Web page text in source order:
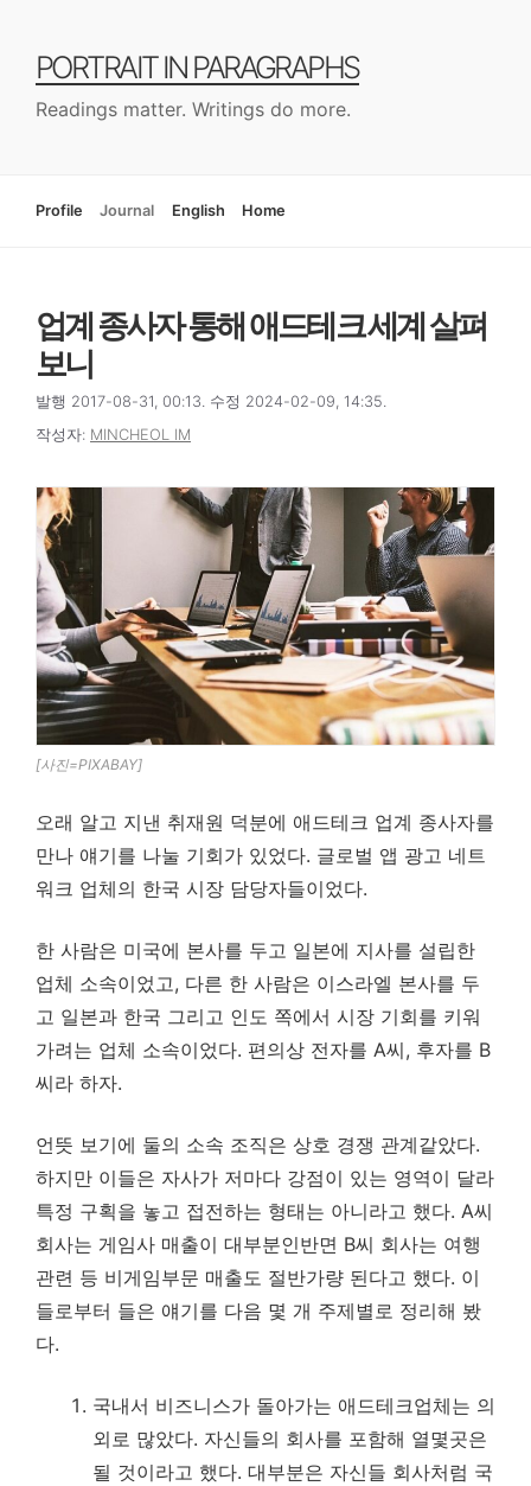
PORTRAIT IN PARAGRAPHS
Readings matter. Writings do more.
Profile Journal English Home
업계 종사자 통해 애드테크 세계 살펴
보니
발행 2017-08-31, 00:13. 수정 2024-02-09, 14:35.
작성자: MINCHEOL IM
[사진=PIXABAY]
오래 알고 지낸 취재원 덕분에 애드테크 업계 종사자를
만나 얘기를 나눌 기회가 있었다. 글로벌 앱 광고 네트
워크 업체의 한국 시장 담당자들이었다.
한 사람은 미국에 본사를 두고 일본에 지사를 설립한
업체 소속이었고, 다른 한 사람은 이스라엘 본사를 두
고 일본과 한국 그리고 인도 쪽에서 시장 기회를 키워
가려는 업체 소속이었다. 편의상 전자를 A씨, 후자를 B
씨라 하자.
언뜻 보기에 둘의 소속 조직은 상호 경쟁 관계같았다.
하지만 이들은 자사가 저마다 강점이 있는 영역이 달라
특정 구획을 놓고 접전하는 형태는 아니라고 했다. A씨
회사는 게임사 매출이 대부분인반면 B씨 회사는 여행
관련 등 비게임부문 매출도 절반가량 된다고 했다. 이
들로부터 들은 얘기를 다음 몇 개 주제별로 정리해 봤
다.
국내서 비즈니스가 돌아가는 애드테크업체는 의
외로 많았다. 자신들의 회사를 포함해 열몇곳은
될 것이라고 했다. 대부분은 자신들 회사처럼 국